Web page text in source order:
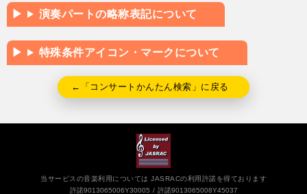
演奏パートの略称表記について
特殊条件アイコン・マークについて
←「コンサートかんたん検索」に戻る
当サービスの音楽利用については JASRACの利用許諾を得ております
許諾9013065006Y30005
許諾9013065008Y45037